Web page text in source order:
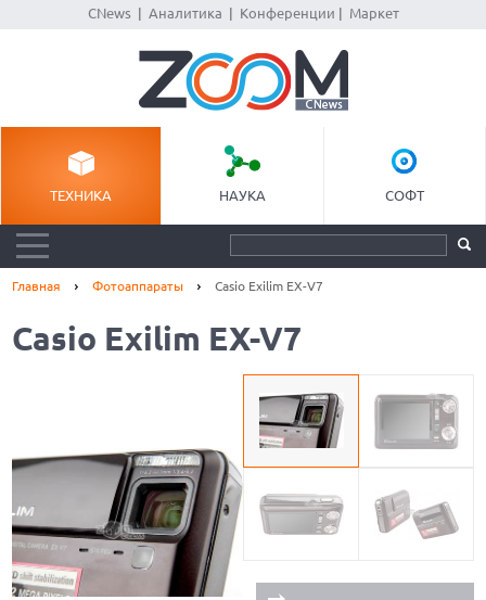
CNews| Аналитика Конференции Маркет
ТЕХНИКА НАУКА СОФТ
Главная Фотоаппараты Casio Exilim EX-V7
Casio Exilim EX-V7